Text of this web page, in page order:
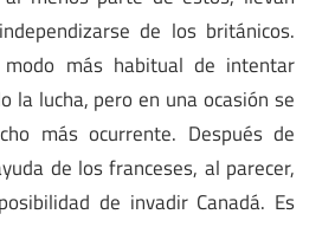
de los británicos.
más habitual de intentar
la lucha, pero en una ocasión se
más ocurrente. Después de
de los franceses, al parecer,
de invadir Canadá. Es